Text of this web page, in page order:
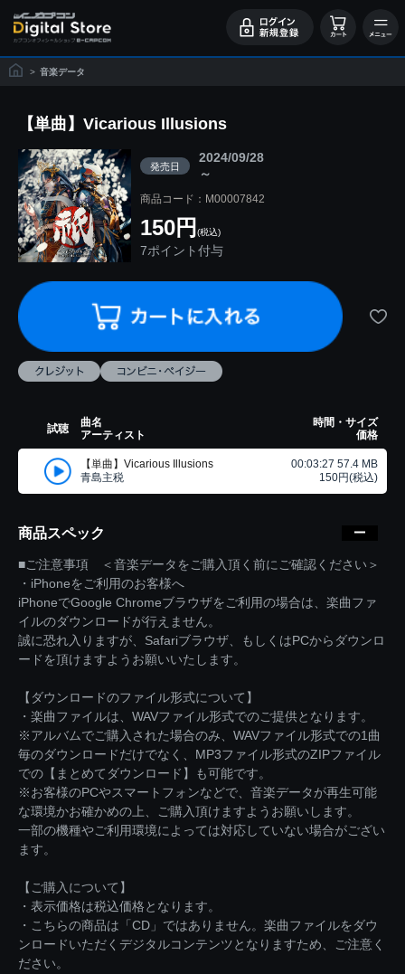
> 音楽データ
【単曲】Vicarious Illusions
発売日
2024/09/28
～
商品コード：M00007842
150円 (税込)
7ポイント付与
試聴
曲名
アーティスト
時間・サイズ
価格
【単曲】Vicarious Illusions
青島主税
00:03:27 57.4 MB
150円(税込)
商品スペック
■ご注意事項 ＜音楽データをご購入頂く前にご確認ください＞
・iPhoneをご利用のお客様へ
iPhoneでGoogle Chromeブラウザをご利用の場合は、楽曲ファ
イルのダウンロードが行えません。
誠に恐れ入りますが、Safariブラウザ、もしくはPCからダウンロ
ードを頂けますようお願いいたします。
【ダウンロードのファイル形式について】
・楽曲ファイルは、WAVファイル形式でのご提供となります。
※アルバムでご購入された場合のみ、WAVファイル形式での1曲
毎のダウンロードだけでなく、MP3ファイル形式のZIPファイル
での【まとめてダウンロード】も可能です。
※お客様のPCやスマートフォンなどで、音楽データが再生可能
な環境かお確かめの上、ご購入頂けますようお願いします。
一部の機種やご利用環境によっては対応していない場合がござい
ます。
【ご購入について】
・表示価格は税込価格となります。
・こちらの商品は「CD」ではありません。楽曲ファイルをダウ
ンロードいただくデジタルコンテンツとなりますため、ご注意く
ださい。